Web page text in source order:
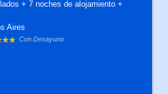
+ 7 noches de alojamiento +
Aires
Con Desayuno